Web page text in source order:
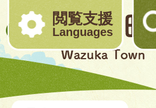
閲覧支援
Languages